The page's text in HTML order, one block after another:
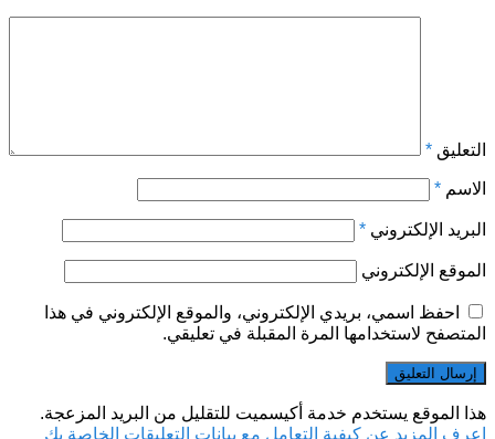
التعليق *
الاسم *
البريد الإلكتروني *
الموقع الإلكتروني
احفظ اسمي، بريدي الإلكتروني، والموقع الإلكتروني في هذا
المتصفح لاستخدامها المرة المقبلة في تعليقي.
هذا الموقع يستخدم خدمة أكيسميت للتقليل من البريد المزعجة.
اعرف المزيد عن كيفية التعامل مع بيانات التعليقات الخاصة بك